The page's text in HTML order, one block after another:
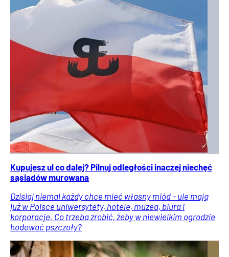
Kupujesz ul co dalej? Pilnuj odległości inaczej niechęć
sąsiadów murowana
Dzisiaj niemal każdy chce mieć własny miód – ule mają
już w Polsce uniwersytety, hotele, muzea, biura i
korporacje. Co trzeba zrobić, żeby w niewielkim ogrodzie
hodować pszczoły?